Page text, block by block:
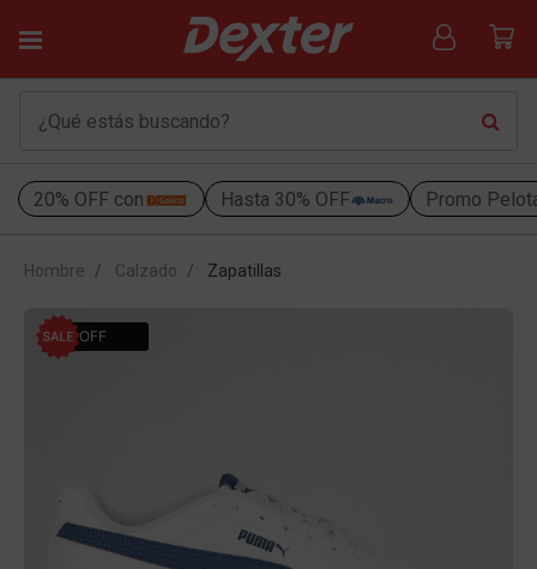
20% OFF con Hasta 30% OFF Promo
Hombre Calzado Zapatillas
21% OFF